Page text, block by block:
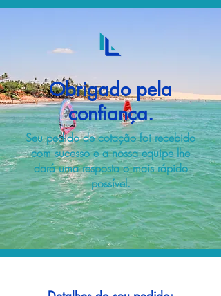
Obrigado pela
confiança.
Seu pedido de cotação foi recebido
com sucesso e a nossa equipe lhe
dará uma resposta o mais rápido
possível.